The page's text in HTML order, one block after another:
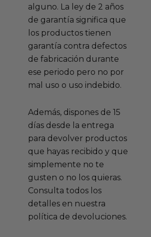
alguno. La ley de 2 años
de garantía significa que
los productos tienen
garantía contra defectos
de fabricación durante
ese periodo pero no por
mal uso o uso indebido.
Además, dispones de 15
días desde la entrega
para devolver productos
que hayas recibido y que
simplemente no te
gusten o no los quieras.
Consulta todos los
detalles en nuestra
política de devoluciones.